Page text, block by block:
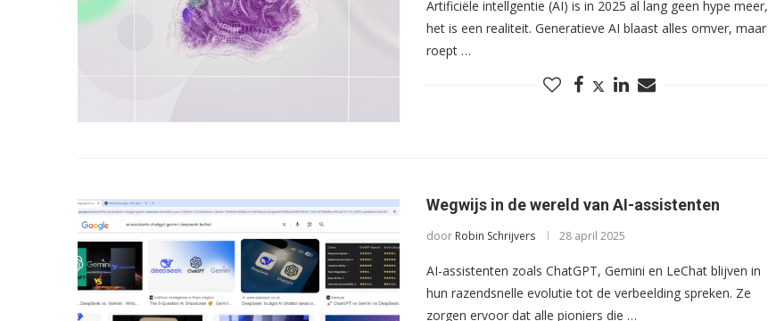
Artificiële intellgentie (AI) is in 2025 al lang geen hype meer,
het is een realiteit. Generatieve AI blaast alles omver, maar
roept …
Wegwijs in de wereld van AI-assistenten
door Robin Schrijvers 28 april 2025
AI-assistenten zoals ChatGPT, Gemini en LeChat blijven in
hun razendsnelle evolutie tot de verbeelding spreken. Ze
zorgen ervoor dat alle pioniers die …